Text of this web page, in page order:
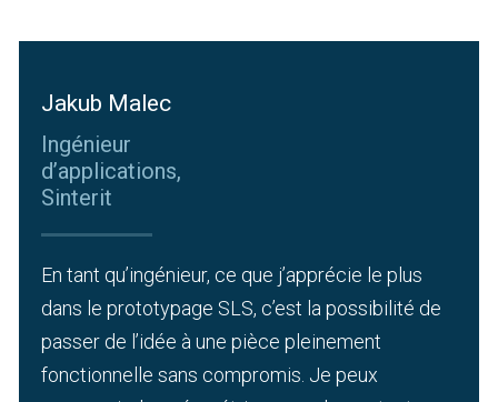
Jakub Malec
Ingénieur
d’applications,
Sinterit
En tant qu’ingénieur, ce que j’apprécie le plus
dans le prototypage SLS, c’est la possibilité de
passer de l’idée à une pièce pleinement
fonctionnelle sans compromis. Je peux